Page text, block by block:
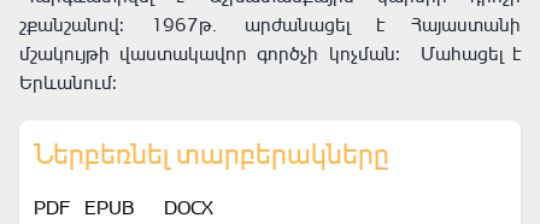
շքանշանով: 1967թ. արժանացել է Հայաստանի
մշակույթի վաստակավոր գործչի կոչման: Մահացել է
Երևանում:
Ներբեռնել տարբերակները
PDF EPUB DOCX